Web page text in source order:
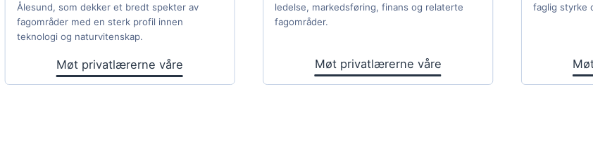
Ålesund, som dekker et bredt spekter av
fagområder med en sterk profil innen
teknologi og naturvitenskap.
Møt privatlærerne våre
ledelse, markedsføring, finans og relaterte
fagområder.
Møt privatlærerne våre
faglig styrke